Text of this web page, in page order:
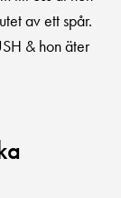
av ett spår.
& hon äter